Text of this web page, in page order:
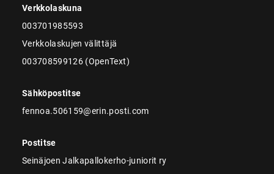
Verkkolaskuna
003701985593
Verkkolaskujen välittäjä
003708599126 (OpenText)
Sähköpostitse
fennoa.506159@erin.posti.com
Postitse
Seinäjoen Jalkapallokerho-juniorit ry